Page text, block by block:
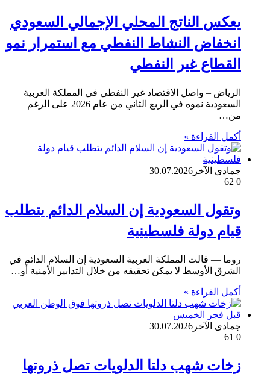
يعكس الناتج المحلي الإجمالي السعودي
انخفاض النشاط النفطي مع استمرار نمو
القطاع غير النفطي
الرياض – واصل الاقتصاد غير النفطي في المملكة العربية
السعودية نموه في الربع الثاني من عام 2026 على الرغم
من…
أكمل القراءة »
جمادى الآخر 30.07.2026
0
وتقول السعودية إن السلام الدائم يتطلب
قيام دولة فلسطينية
روما — قالت المملكة العربية السعودية إن السلام الدائم في
الشرق الأوسط لا يمكن تحقيقه من خلال التدابير الأمنية أو…
أكمل القراءة »
جمادى الآخر 30.07.2026
0
زخات شهب دلتا الدلويات تصل ذروتها